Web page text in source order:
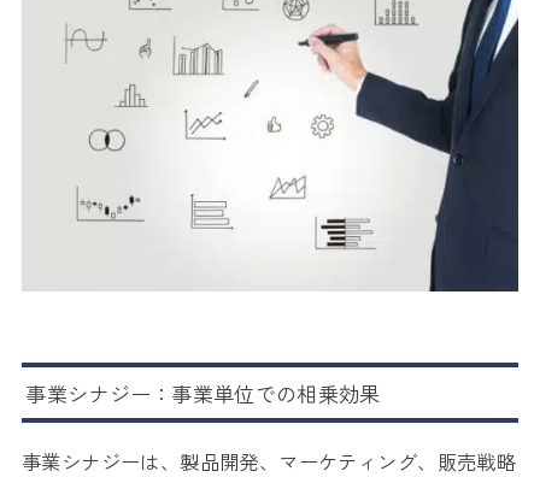
事業シナジー：事業単位での相乗効果
事業シナジーは、製品開発、マーケティング、販売戦略